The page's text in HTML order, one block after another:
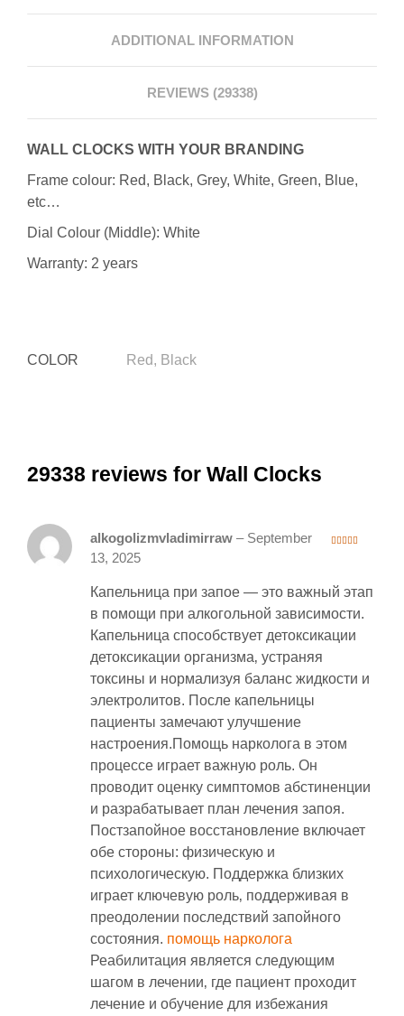
ADDITIONAL INFORMATION
REVIEWS (29338)
WALL CLOCKS WITH YOUR BRANDING
Frame colour: Red, Black, Grey, White, Green, Blue,
etc…
Dial Colour (Middle): White
Warranty: 2 years
COLOR Red, Black
29338 reviews for Wall Clocks
alkogolizmvladimirraw – September
13, 2025
Капельница при запое — это важный этап
в помощи при алкогольной зависимости.
Капельница способствует детоксикации
детоксикации организма‚ устраняя
токсины и нормализуя баланс жидкости и
электролитов. После капельницы
пациенты замечают улучшение
настроения.Помощь нарколога в этом
процессе играет важную роль. Он
проводит оценку симптомов абстиненции
и разрабатывает план лечения запоя.
Постзапойное восстановление включает
обе стороны: физическую и
психологическую. Поддержка близких
играет ключевую роль‚ поддерживая в
преодолении последствий запойного
состояния. помощь нарколога
Реабилитация является следующим
шагом в лечении‚ где пациент проходит
лечение и обучение для избежания